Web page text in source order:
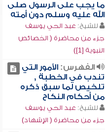
ما يجب على الرسول صلى
الله عليه وسلم دون أمته
للشيخ: عبد الحي يوسف
جزء من محاضرة ( الخصائص
النبوية [1])
الفهرس:الأمور التي
تندب في الخطبة ,
تلخيص لما سبق ذكره
من أحكام النكاح
للشيخ: عبد الحي يوسف
جزء من محاضرة ( الإشهاد)